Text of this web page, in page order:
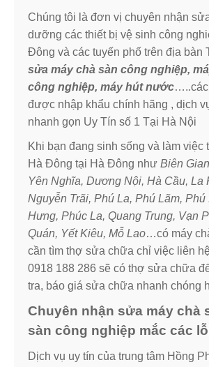
Chúng tôi là đơn vị chuyên nhận
dưỡng các thiết bị vệ sinh công
Đông và các tuyến phố trên địa bàn
sửa máy chà sàn công nghiệp,
công nghiệp, máy hút nước…..các
được nhập khẩu chính hãng , dịch
nhanh gọn Uy Tín số 1 Tại Hà Nội
Khi bạn đang sinh sống và làm việc
Hà Đông tại Hà Đông như Biên
Yên Nghĩa, Dương Nội, Hà Cầu, La
Nguyễn Trãi, Phú La, Phú Lãm,
Hưng, Phúc La, Quang Trung, Vạn
Quán, Yết Kiêu, Mỗ Lao…có máy
cần tìm thợ sửa chữa chỉ việc liên
0918 188 286 sẽ có thợ sửa chữa
tra, báo giá sửa chữa nhanh chóng
Chuyên nhận sửa máy chà
sàn công nghiệp mắc các
Dịch vụ uy tín của trung tâm Hồng